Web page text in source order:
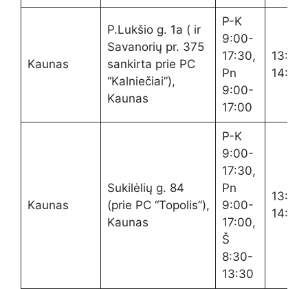
Kaunas
P.Lukšio g. 1a ( ir
Savanorių pr. 375
sankirta prie PC
“Kalniečiai”),
Kaunas
P-K
9:00-
17:30,
Pn
9:00-
17:00
13:00-
14:00
Kaunas
Sukilėlių g. 84
(prie PC “Topolis”),
Kaunas
P-K
9:00-
17:30,
Pn
9:00-
17:00,
Š
8:30-
13:30
13:00-
14:00